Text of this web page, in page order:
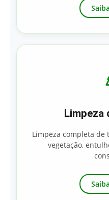
Limpeza
Limpeza completa de
vegetação,